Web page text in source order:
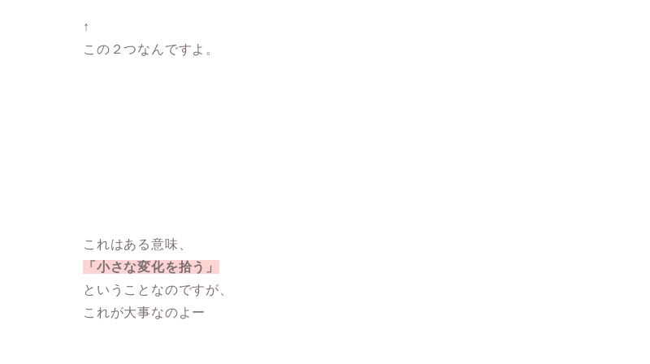
↑
この２つなんですよ。
これはある意味、
「小さな変化を拾う」
ということなのですが、
これが大事なのよー